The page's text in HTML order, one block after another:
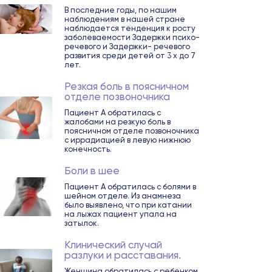
В последние годы, по нашим
наблюдениям в нашей стране
наблюдается тенденция к росту
заболеваемости Задержки психо-
речевого и Задержки- речевого
развития среди детей от 3 х до 7
лет.
Резкая боль в поясничном
отделе позвоночника
Пациент А обратилась с
жалобами на резкую боль в
поясничном отделе позвоночника
с иррадиацией в левую нижнюю
конечность.
Боли в шее
Пациент А обратилась с болями в
шейном отделе. Из анамнеза
было выявлено, что при катании
на лыжах пациент упала на
затылок.
Клинический случай
разлуки и расставания.